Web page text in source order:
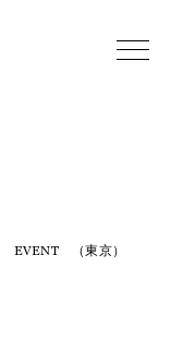
EVENT （東京）